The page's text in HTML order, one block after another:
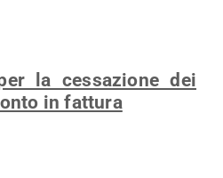
la cessazione dei
in fattura